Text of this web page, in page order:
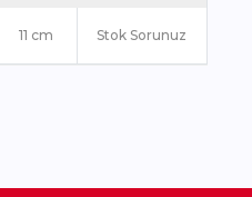
11 cm Stok Sorunuz